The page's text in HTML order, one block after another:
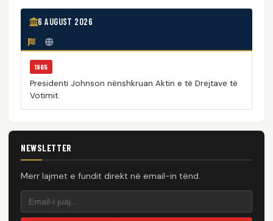
6 AUGUST 2026
1965
Presidenti Johnson nënshkruan Aktin e të Drejtave të
Votimit.
NEWSLETTER
Merr lajmet e fundit direkt në email-in tënd.